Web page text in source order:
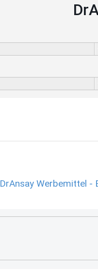
DrAnsay Werbemittel -